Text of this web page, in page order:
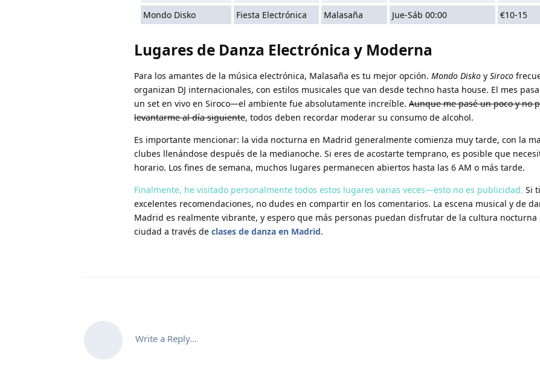
Mondo Disko
Fiesta Electrónica Malasaña Jue-Sáb 00:00 €10-15
Lugares de Danza Electrónica y Moderna
Para los amantes de la música electrónica, Malasaña es tu mejor opción. Mondo Disko y Siroco
organizan DJ internacionales, con estilos musicales que van desde techno hasta house. El mes
un set en vivo en Siroco—el ambiente fue absolutamente increíble. Aunque me pasé un poco y no
levantarme al día siguiente, todos deben recordar moderar su consumo de alcohol.
Es importante mencionar: la vida nocturna en Madrid generalmente comienza muy tarde, con la
clubes llenándose después de la medianoche. Si eres de acostarte temprano, es posible que
horario. Los fines de semana, muchos lugares permanecen abiertos hasta las 6 AM o más tarde.
Finalmente, he visitado personalmente todos estos lugares varias veces—esto no es publicidad. Si
excelentes recomendaciones, no dudes en compartir en los comentarios. La escena musical y de
Madrid es realmente vibrante, y espero que más personas puedan disfrutar de la cultura nocturna
ciudad a través de clases de danza en Madrid.
Write a Reply...